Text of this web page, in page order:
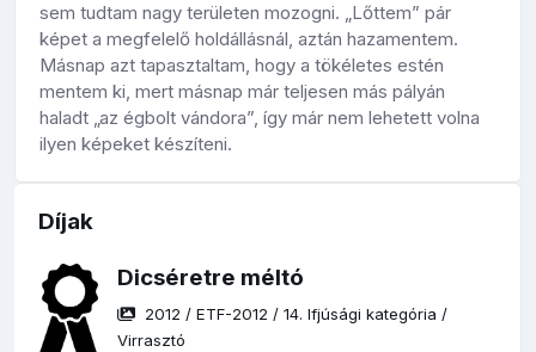
sem tudtam nagy területen mozogni. „Lőttem” pár
képet a megfelelő holdállásnál, aztán hazamentem.
Másnap azt tapasztaltam, hogy a tökéletes estén
mentem ki, mert másnap már teljesen más pályán
haladt „az égbolt vándora”, így már nem lehetett volna
ilyen képeket készíteni.
Díjak
Dicséretre méltó
2012 /ETF-2012 /14. Ifjúsági kategória /
Virrasztó